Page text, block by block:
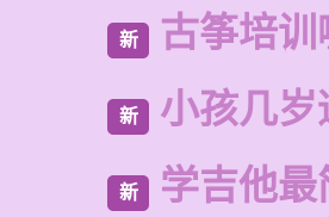
新 古筝培
新 小孩几
新 学吉他